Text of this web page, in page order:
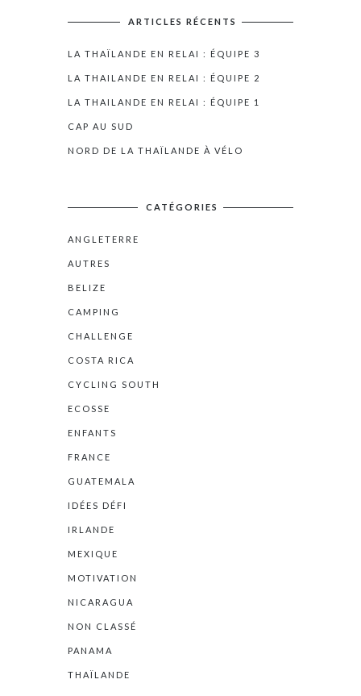
ARTICLES RÉCENTS
LA THAÏLANDE EN RELAI : ÉQUIPE 3
LA THAILANDE EN RELAI : ÉQUIPE 2
LA THAILANDE EN RELAI : ÉQUIPE 1
CAP AU SUD
NORD DE LA THAÏLANDE À VÉLO
CATÉGORIES
ANGLETERRE
AUTRES
BELIZE
CAMPING
CHALLENGE
COSTA RICA
CYCLING SOUTH
ECOSSE
ENFANTS
FRANCE
GUATEMALA
IDÉES DÉFI
IRLANDE
MEXIQUE
MOTIVATION
NICARAGUA
NON CLASSÉ
PANAMA
THAÏLANDE